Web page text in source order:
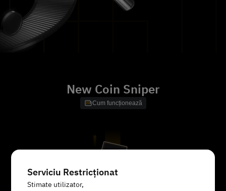
Serviciu Restricționat
Stimate utilizator,
New Coin Sniper
Cum funcționează